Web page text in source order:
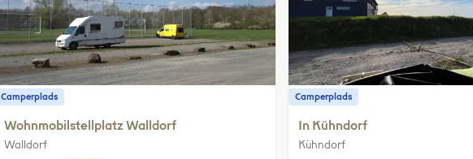
Camperplads
Wohnmobilstellplatz Walldorf
Walldorf
Camperplads
In Kühndorf
Kühndorf